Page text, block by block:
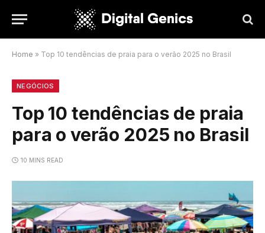
Home » Top 10 tendências de praia para o verão 2025 no Brasil
NEGÓCIOS
Top 10 tendências de praia
para o verão 2025 no Brasil
10 MINS READ